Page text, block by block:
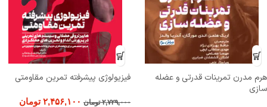
هرم مدرن تمرینات قدرتی و عضله
سازی
فیزیولوژی پیشرفته تمرین مقاومتی
۲,۷۲۹,۰۰۰ تومان ۲,۴۵۶,۱۰۰ تومان